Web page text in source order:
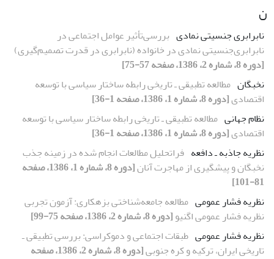
ن
نابرابری جنسیتی نمادی بررسی‌تأثیر عوامل اجتماعی در
نابرابری‌جنسیتی نمادی در خانواده (نابرابری در قدرت تصمیم‌گیری)
[دوره 8، شماره 2، 1386، صفحه 57-75]
نخبگان مطالعه تطبیقی ـ تاریخی رابطه ساختار سیاسی با توسعه
اقتصادی[دوره 8، شماره 1، 1386، صفحه 1-36]
نظام جهانی مطالعه تطبیقی ـ تاریخی رابطه ساختار سیاسی با توسعه
اقتصادی[دوره 8، شماره 1، 1386، صفحه 1-36]
نظریه جاذبه ـ دافعه فراتحلیل مطالعات انجام شده در زمینه جذب
نخبگان و پیشگیری از مهاجرت آنان
[دوره 8، شماره 1، 1386، صفحه
81-101]
نظریه فشار عمومی مطالعه جامعه‌شناختی بزهکاری: آزمون تجربی
نظریه فشار عمومی اگنیو[دوره 8، شماره 2، 1386، صفحه 75-99]
نظریه فشار عمومی طبقات اجتماعی و دموکراسی: بررسی تطبیقی ـ
تاریخی ایران، ترکیه و کره جنوبی
[دوره 8، شماره 2، 1386، صفحه